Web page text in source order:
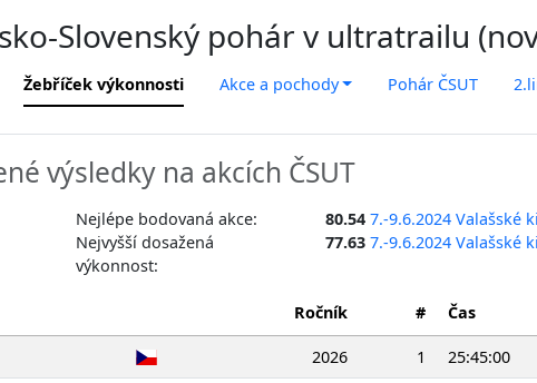
Slovenský pohár v ultratrailu
Žebříček výkonnosti Akce a pochody Pohár ČSUT
výsledky na akcích ČSUT
Nejlépe bodovaná akce: 80.54 7.-9.6.2024 Valašské
Nejvyšší dosažená
výkonnost:
77.63 7.-9.6.2024 Valašské
Ročník # Čas
2026 1 25:45:00